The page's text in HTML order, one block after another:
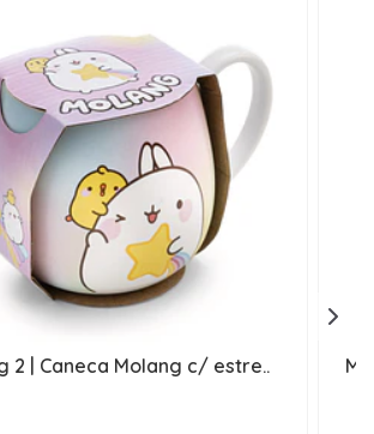
2 | Caneca Molang c/ estre..